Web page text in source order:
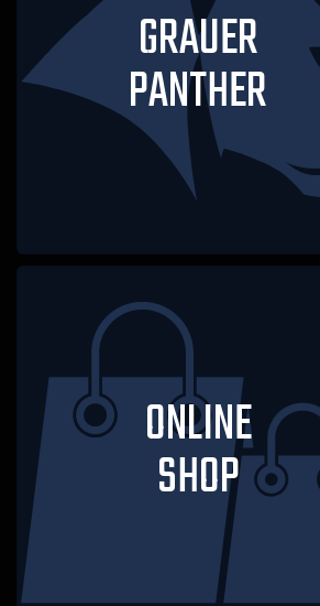
GRAUER
PANTHER
ONLINE
SHOP